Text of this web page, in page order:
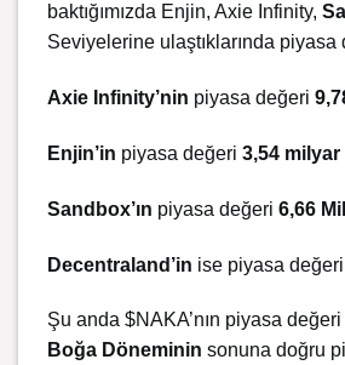
baktığımızda Enjin, Axie Infinity,
Seviyelerine ulaştıklarında
Axie Infinity’nin piyasa değeri
Enjin’in piyasa değeri 3,54 milyar
Sandbox’ın piyasa değeri 6,66
Decentraland’in ise piyasa değeri
Şu anda $NAKA’nın piyasa değeri
Boğa Döneminin sonuna doğru